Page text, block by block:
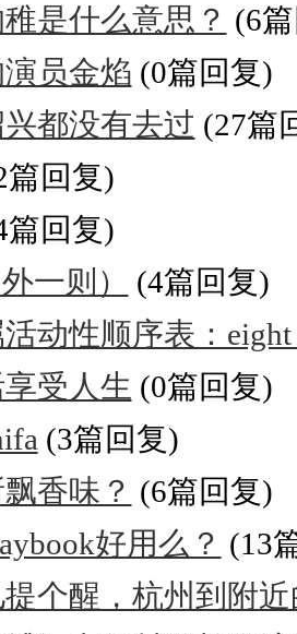
是什么意思？ (6
员金焰 (0篇回复)
都没有去过 (27篇
篇回复)
篇回复)
一则）
(4篇回复)
动性顺序表：eight
受人生 (0篇回复)
(3篇回复)
香味？ (6篇回复)
好用么？ (13
个醒，杭州到附